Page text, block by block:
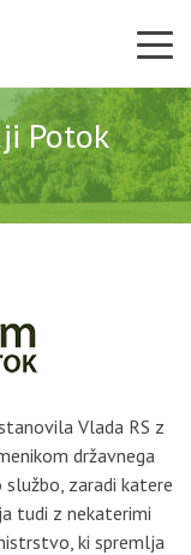
Potok
Vlada RS z
državnega
zaradi katere
tudi z nekaterimi
ki spremlja